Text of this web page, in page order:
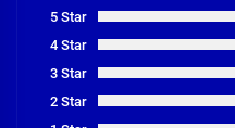
5 Star
4 Star
3 Star
2 Star